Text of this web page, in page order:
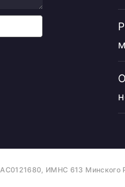
ИМНС 613 Минского